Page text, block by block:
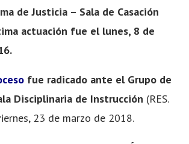
de Justicia – Sala de Casación
actuación fue el lunes, 8 de
fue radicado ante el Grupo de
Disciplinaria de Instrucción (RES.
23 de marzo de 2018.